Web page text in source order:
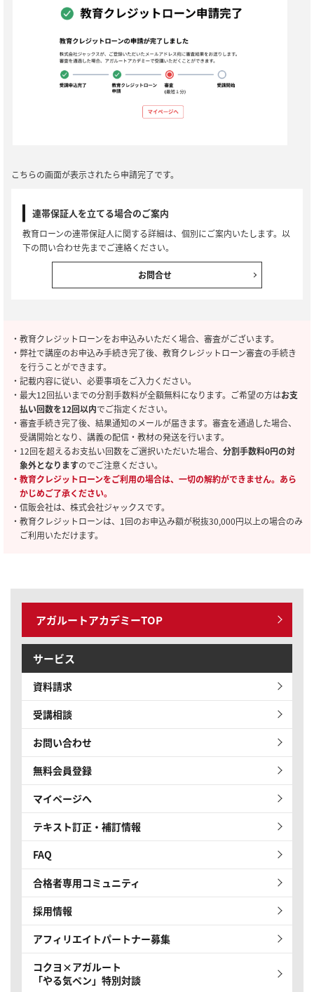
こちらの画面が表示されたら申請完了です。
連帯保証人を立てる場合のご案内
教育ローンの連帯保証人に関する詳細は、個別にご案内いたします。以
下の問い合わせ先までご連絡ください。
お問合せ
・教育クレジットローンをお申込みいただく場合、審査がございます。
・弊社で講座のお申込み手続き完了後、教育クレジットローン審査の手続き
を行うことができます。
・記載内容に従い、必要事項をご入力ください。
・最大12回払いまでの分割手数料が全額無料になります。ご希望の方はお支
払い回数を12回以内でご指定ください。
・審査手続き完了後、結果通知のメールが届きます。審査を通過した場合、
受講開始となり、講義の配信・教材の発送を行います。
・12回を超えるお支払い回数をご選択いただいた場合、 分割手数料0円の対
象外となりますのでご注意ください。
・教育クレジットローンをご利用の場合は、一切の解約ができません。あら
かじめご了承ください。
・信販会社は、株式会社ジャックスです。
・教育クレジットローンは、1回のお申込み額が税抜30,000円以上の場合のみ
ご利用いただけます。
アガルートアカデミーTOP
サービス
資料請求
受講相談
お問い合わせ
無料会員登録
マイページへ
テキスト訂正・補訂情報
FAQ
合格者専用コミュニティ
採用情報
アフィリエイトパートナー募集
コクヨ×アガルート
「やる気ペン」特別対談